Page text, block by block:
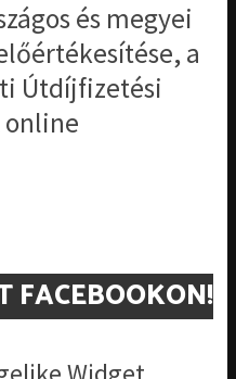
és megyei
a
Útdíjfizetési
online
FACEBOOKON!